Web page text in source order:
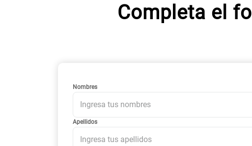
Completa el
Nombres
Apellidos